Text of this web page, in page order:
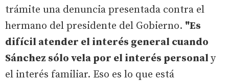
trámite una denuncia presentada contra el
hermano del presidente del Gobierno. "Es
difícil atender el interés general cuando
Sánchez sólo vela por el interés personal y
el interés familiar. Eso es lo que está